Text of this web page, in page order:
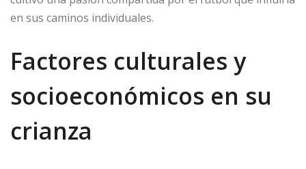
en sus caminos individuales.
Factores culturales y
socioeconómicos en su
crianza